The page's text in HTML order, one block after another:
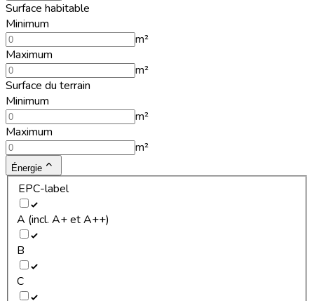
Surface habitable
Minimum
m²
Maximum
m²
Surface du terrain
Minimum
m²
Maximum
m²
Énergie
EPC-label
A (incl. A+ et A++)
B
C